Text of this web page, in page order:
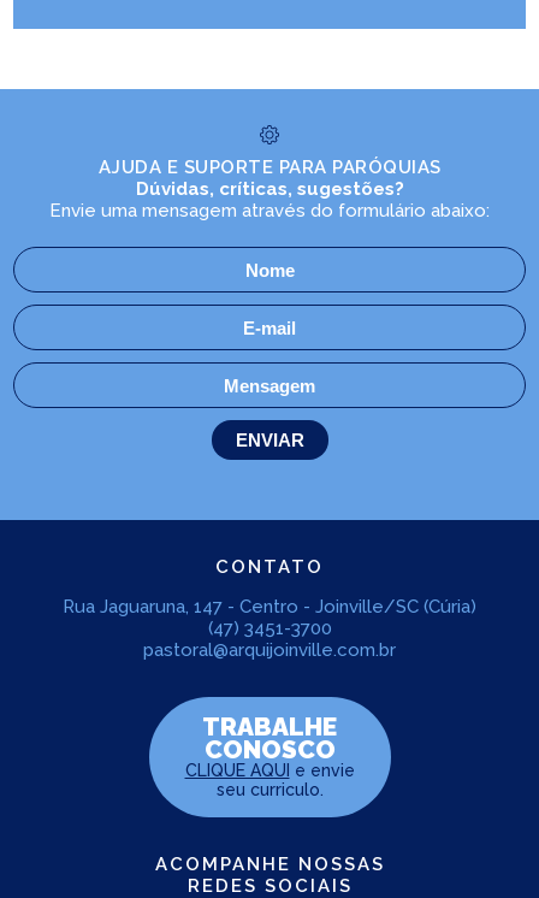
AJUDA E SUPORTE PARA PARÓQUIAS
Dúvidas, críticas, sugestões?
Envie uma mensagem através do formulário abaixo:
CONTATO
Rua Jaguaruna, 147 - Centro - Joinville/SC (Cúria)
(47) 3451-3700
pastoral@arquijoinville.com.br
TRABALHE
CONOSCO
CLIQUE AQUI e envie
seu curriculo.
ACOMPANHE NOSSAS
REDES SOCIAIS